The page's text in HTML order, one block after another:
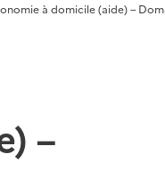
à domicile (aide) –
–